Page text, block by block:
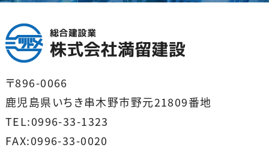
〒896-0066
鹿児島県いちき串木野市野元21809番地
TEL:0996-33-1323
FAX:0996-33-0020